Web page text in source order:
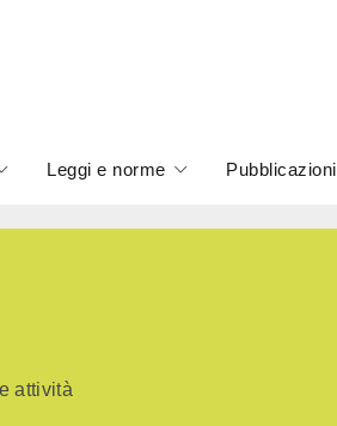
Leggi e norme Pubblicazioni
attività